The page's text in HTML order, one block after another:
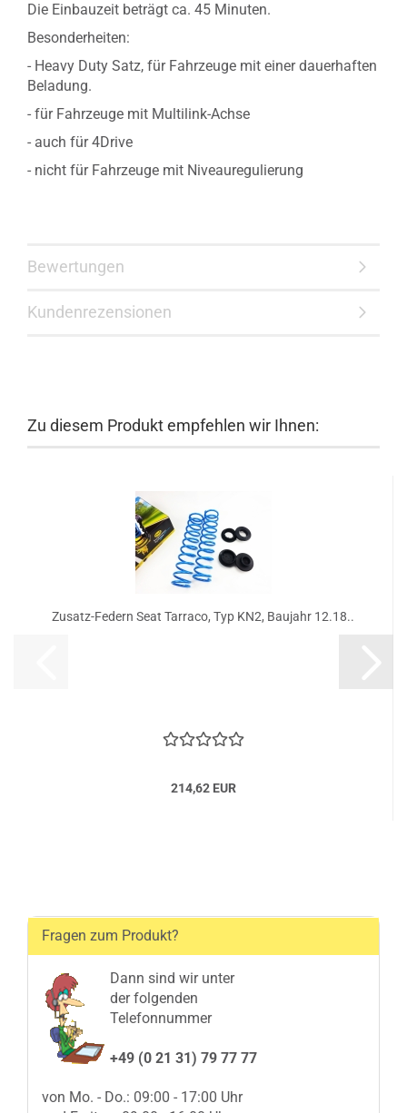
Die Einbauzeit beträgt ca. 45 Minuten.
Besonderheiten:
- Heavy Duty Satz, für Fahrzeuge mit einer dauerhaften
Beladung.
- für Fahrzeuge mit Multilink-Achse
- auch für 4Drive
- nicht für Fahrzeuge mit Niveauregulierung
Bewertungen
Kundenrezensionen
Zu diesem Produkt empfehlen wir Ihnen:
Zusatz-Federn Seat Tarraco, Typ KN2, Baujahr 12.18..
214,62 EUR
Fragen zum Produkt?
Dann sind wir unter
der folgenden
Telefonnummer
+49 (0 21 31) 79 77 77
von Mo. - Do.: 09:00 - 17:00 Uhr